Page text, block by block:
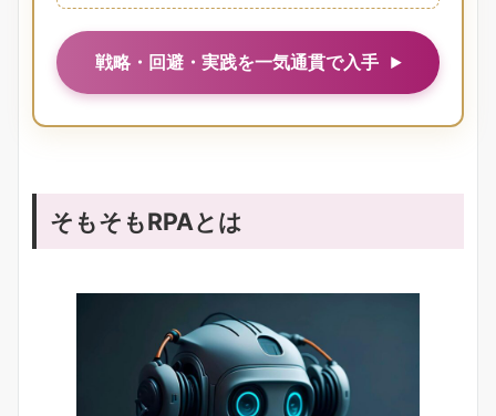
戦略・回避・実践を一気通貫で入手
そもそもRPAとは